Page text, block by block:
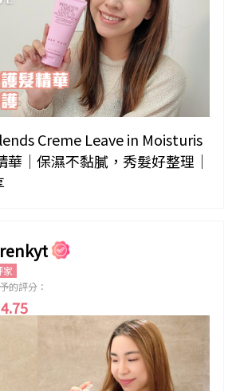
Creme Leave in Moisturis
華｜保濕不黏膩，秀髮好整理｜
家
的評分：
4.75